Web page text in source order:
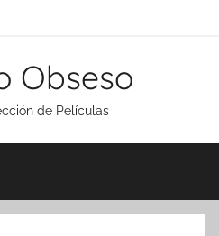
Obseso
de Películas